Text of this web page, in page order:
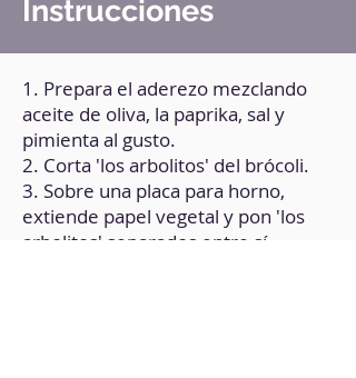
Instrucciones
1. Prepara el aderezo mezclando
aceite de oliva, la paprika, sal y
pimienta al gusto.
2. Corta 'los arbolitos' del brócoli.
3. Sobre una placa para horno,
extiende papel vegetal y pon 'los
arbolitos' separados entre sí.